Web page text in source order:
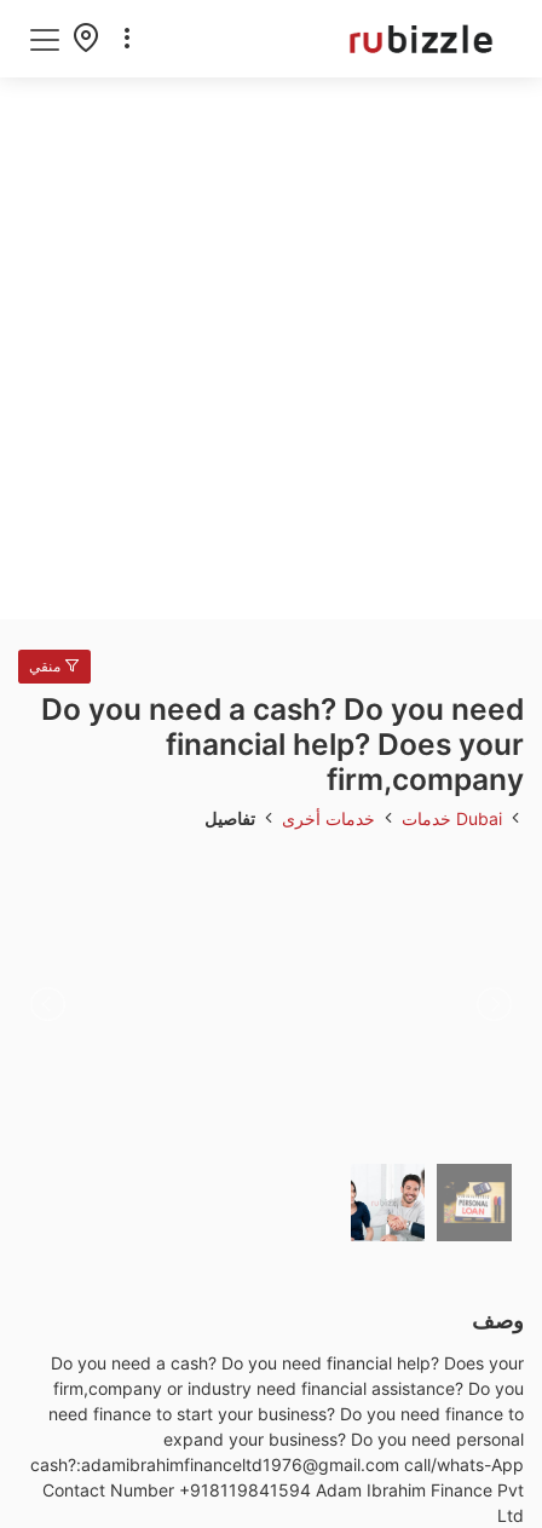
منقي
Do you need a cash? Do you need
financial help? Does your
firm,company
Dubai خدمات خدمات أخرى تفاصيل
وصف
Do you need a cash? Do you need financial help? Does your
firm,company or industry need financial assistance? Do you
need finance to start your business? Do you need finance to
expand your business? Do you need personal
cash?:adamibrahimfinanceltd1976@gmail.com call/whats-App
Contact Number +918119841594 Adam Ibrahim Finance Pvt
Ltd